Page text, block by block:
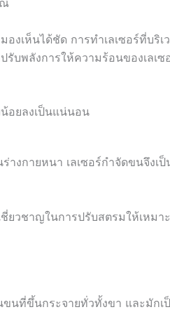
ณ์
งเห็นได้ชัด การทำเลเซอร์ที่บริ
บพลังการให้ความร้อนของเลเซ
อยลงเป็นแน่นอน
งกายหนา เลเซอร์กำจัดขนจึงเป็
ยวชาญในการปรับสตรมให้เหมา
ขนที่ขึ้นกระจายทั่วทั้งขา และมักเ